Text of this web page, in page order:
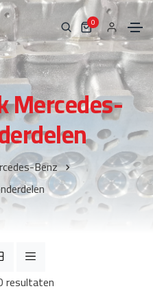
0
Mercedes-
Benz
resultaten